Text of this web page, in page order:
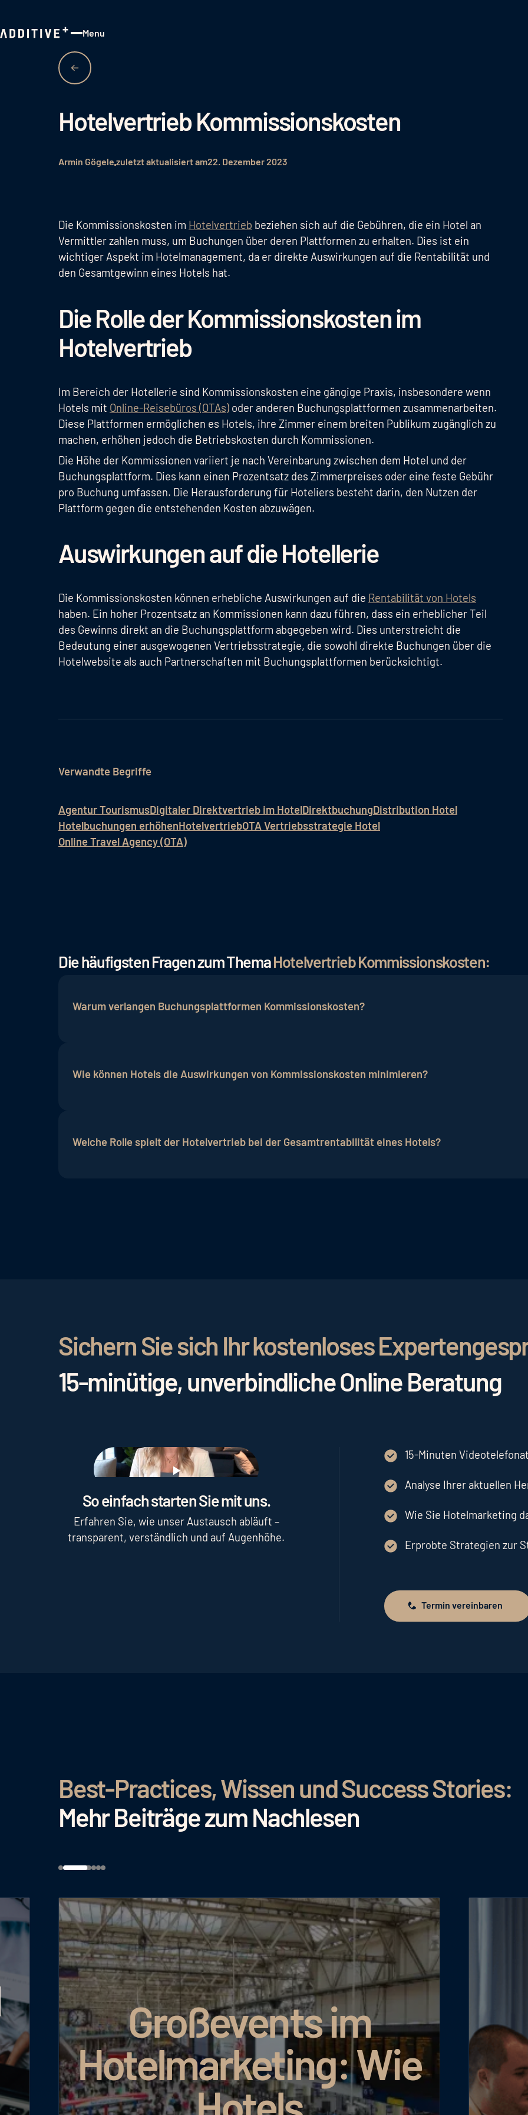
Menu
Hotelvertrieb Kommissionskosten
Armin Gögele zuletzt aktualisiert am22. Dezember 2023
Die Kommissionskosten im Hotelvertrieb beziehen sich auf die Gebühren, die ein Hotel an
Vermittler zahlen muss, um Buchungen über deren Plattformen zu erhalten. Dies ist ein
wichtiger Aspekt im Hotelmanagement, da er direkte Auswirkungen auf die Rentabilität und
den Gesamtgewinn eines Hotels hat.
Die Rolle der Kommissionskosten im
Hotelvertrieb
Im Bereich der Hotellerie sind Kommissionskosten eine gängige Praxis, insbesondere wenn
Hotels mit Online-Reisebüros (OTAs) oder anderen Buchungsplattformen zusammenarbeiten.
Diese Plattformen ermöglichen es Hotels, ihre Zimmer einem breiten Publikum zugänglich zu
machen, erhöhen jedoch die Betriebskosten durch Kommissionen.
Die Höhe der Kommissionen variiert je nach Vereinbarung zwischen dem Hotel und der
Buchungsplattform. Dies kann einen Prozentsatz des Zimmerpreises oder eine feste Gebühr
pro Buchung umfassen. Die Herausforderung für Hoteliers besteht darin, den Nutzen der
Plattform gegen die entstehenden Kosten abzuwägen.
Auswirkungen auf die Hotellerie
Die Kommissionskosten können erhebliche Auswirkungen auf die Rentabilität von Hotels
haben. Ein hoher Prozentsatz an Kommissionen kann dazu führen, dass ein erheblicher Teil
des Gewinns direkt an die Buchungsplattform abgegeben wird. Dies unterstreicht die
Bedeutung einer ausgewogenen Vertriebsstrategie, die sowohl direkte Buchungen über die
Hotelwebsite als auch Partnerschaften mit Buchungsplattformen berücksichtigt.
Verwandte Begriffe
Agentur TourismusDigitaler Direktvertrieb im HotelDirektbuchungDistribution Hotel
Hotelbuchungen erhöhenHotelvertriebOTA Vertriebsstrategie Hotel
Online Travel Agency (OTA)
Die häufigsten Fragen zum ThemaHotelvertrieb Kommissionskosten:
Warum verlangen Buchungsplattformen Kommissionskosten?
Kommissionskosten dienen als Gegenleistung für diese Dienstleistungen und den Zugang zu
Wie können Hotels die Auswirkungen von Kommissionskosten minimieren?
Buchungen fördern. Darüber hinaus ist es wichtig, Vertragsverhandlungen mit
Konditionen zu erzielen.
Welche Rolle spielt der Hotelvertrieb bei der Gesamtrentabilität eines Hotels?
Sichern Sie sich Ihr kostenloses
15-minütige, unverbindliche Online Beratung
Play
So einfach starten Sie mit uns.
Erfahren Sie, wie unser Austausch abläuft –
transparent, verständlich und auf Augenhöhe.
15-Minuten
Analyse Ihrer aktuellen
Wie Sie Hotelmarketing
Erprobte Strategien zur
Termin vereinbaren
Termin vereinbaren
Best-Practices, Wissen und Success Stories:
Mehr Beiträge zum Nachlesen
Großevents im
Wie
AI